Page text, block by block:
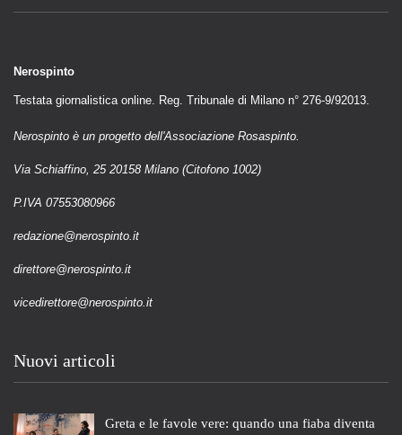
Nerospinto
Testata giornalistica online. Reg. Tribunale di Milano n° 276-9/92013.
Nerospinto è un progetto dell'Associazione Rosaspinto.
Via Schiaffino, 25 20158 Milano (Citofono 1002)
P.IVA 07553080966
redazione@nerospinto.it
direttore@nerospinto.it
vicedirettore@nerospinto.it
Nuovi articoli
Greta e le favole vere: quando una fiaba diventa